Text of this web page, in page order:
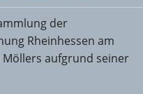
der
Rheinhessen am
Möllers aufgrund seiner